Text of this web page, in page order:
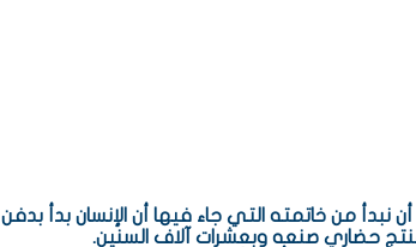
من خاتمته التي جاء فيها أن الإنسان بدأ بدفن